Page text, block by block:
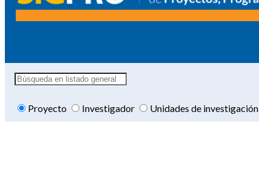
Proyecto Investigador Unidades de investigación